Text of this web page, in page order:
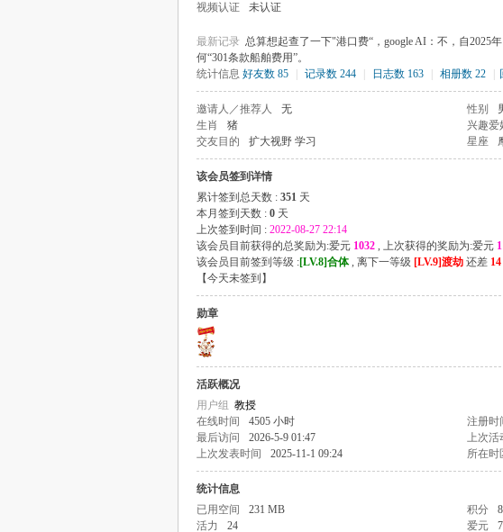
视频认证
未认证
最新记录 总算想起查了一下"港口费“，google AI：不，自2025
何“301条款船舶费用”。
统计信息 好友数 85 记录数 244 日志数 163 相册数 22
邀请人／推荐人 无 性别
生肖
猪 兴趣爱
交友目的
扩大视野 学习 星座
该会员签到详情
累计签到总天数 : 351 天
本月签到天数 : 0 天
上次签到时间 : 2022-08-27 22:14
该会员目前获得的总奖励为:爱元 1032 , 上次获得的奖励为:爱元 1
该会员目前签到等级 :[LV.8]合体, 离下一等级 [LV.9]渡劫 还差 14
【今天未签到 】
勋章
活跃概况
用户组 教授
在线时间
4505 小时 注册时
最后访问
2026-5-9 01:47 上次活
上次发表时间
2025-11-1 09:24 所在时
统计信息
已用空间
231 MB 积分
活力
24 爱元